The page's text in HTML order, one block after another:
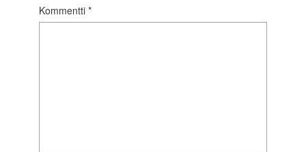
Kommentti *